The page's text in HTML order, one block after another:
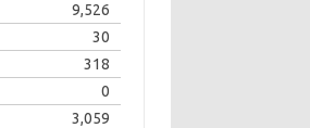
9,526
30
318
0
3,059